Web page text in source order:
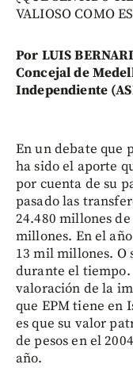
VALIOSO COMO
Por LUIS
Concejal de
Independiente
En un debate que
ha sido el aporte
por cuenta de su
pasado las
24.480 millones
millones. En el
13 mil millones. O
durante el tiempo.
valoración de la
que EPM tiene en
es que su valor
de pesos en el
año.